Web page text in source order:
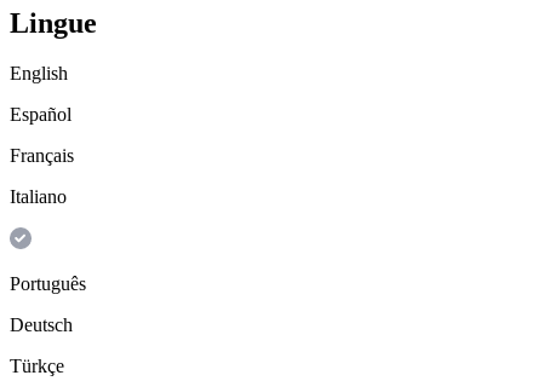
Lingue
English
Español
Français
Italiano
Português
Deutsch
Türkçe